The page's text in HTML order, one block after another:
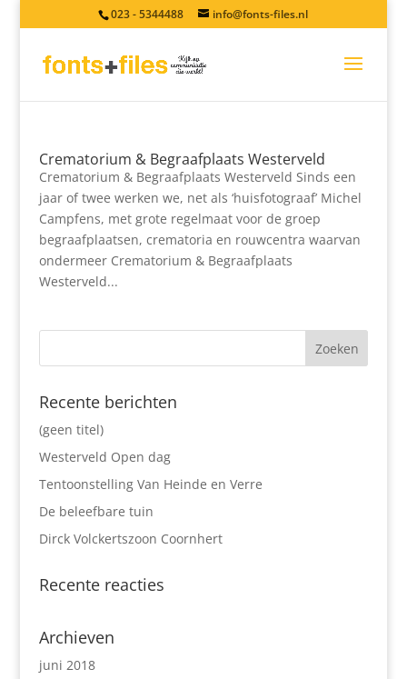
023 - 5344488 info@fonts-files.nl
Crematorium & Begraafplaats Westerveld
Crematorium & Begraafplaats Westerveld Sinds een
jaar of twee werken we, net als ‘huisfotograaf’ Michel
Campfens, met grote regelmaat voor de groep
begraafplaatsen, crematoria en rouwcentra waarvan
ondermeer Crematorium & Begraafplaats
Westerveld...
Recente berichten
(geen titel)
Westerveld Open dag
Tentoonstelling Van Heinde en Verre
De beleefbare tuin
Dirck Volckertszoon Coornhert
Recente reacties
Archieven
juni 2018